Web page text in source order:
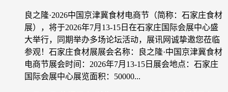
良之隆·2026中国京津冀食材电商节（简称：石家庄食材
展），将于2026年7月13-15日在石家庄国际会展中心盛
大举行，同期举办多场论坛活动，展讯网诚挚邀您莅临
参观！石家庄食材展展会名称：良之隆·中国京津冀食材
电商节展会时间：2026年7月13-15日展会地点：石家庄
国际会展中心展览面积：50000...